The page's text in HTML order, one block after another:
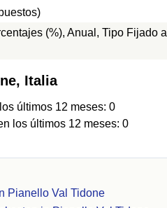
(%), Anual, Tipo Fijado a
Italia
últimos 12 meses: 0
los últimos 12 meses: 0
Pianello Val Tidone